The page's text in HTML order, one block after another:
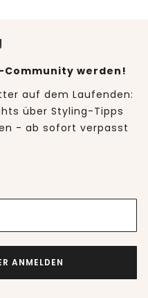
werden!
auf dem Laufenden:
über Styling-Tipps
- ab sofort verpasst
ANMELDEN